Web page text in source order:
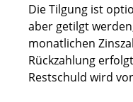
Die Tilgung ist
aber getilgt
monatlichen
Rückzahlung
Restschuld wird